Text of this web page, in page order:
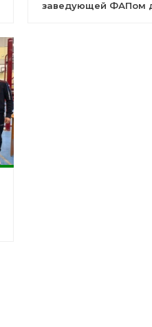
заведующей ФАПом